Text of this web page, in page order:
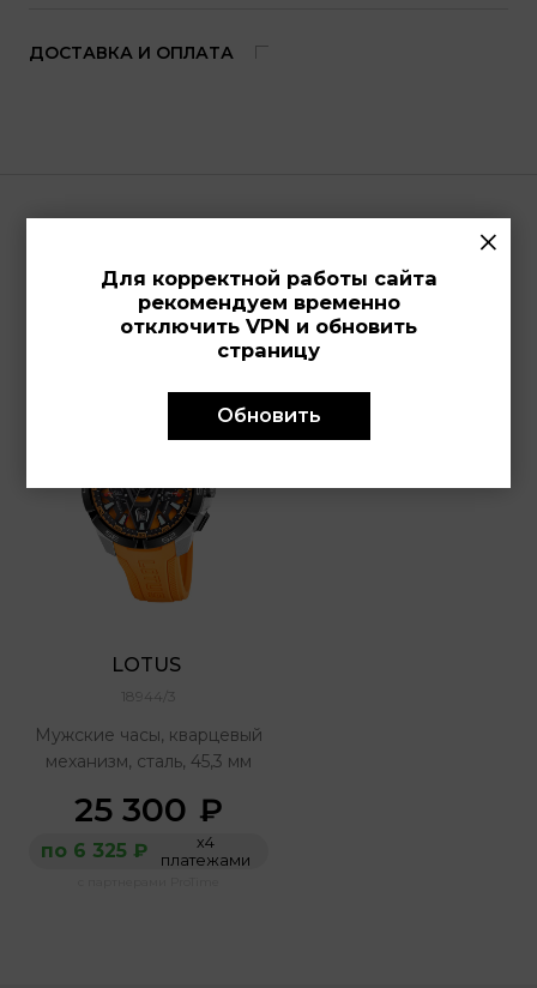
ДОСТАВКА И ОПЛАТА
Просмотренные модели
LOTUS
18944/3
Мужские часы, кварцевый
механизм, сталь, 45,3 мм
25 300 ₽
по 6 325 ₽
х4
платежами
×
Для корректной работы сайта
рекомендуем временно
отключить VPN и обновить
страницу
Обновить